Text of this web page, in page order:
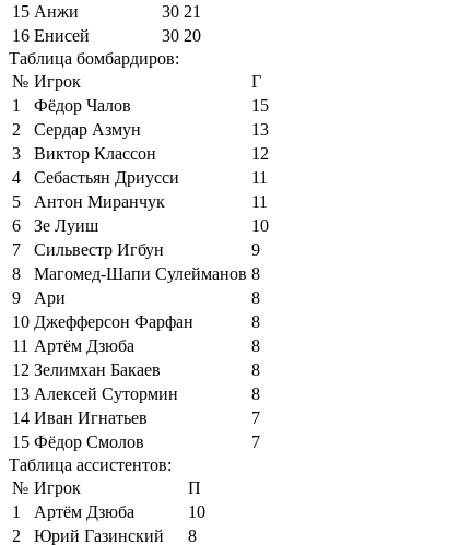
15 Анжи 30 21
16 Енисей 30 20
Таблица бомбардиров:
№ Игрок
Г
1
Фёдор Чалов
15
2
Сердар Азмун
13
3
Виктор Классон
12
4
Себастьян Дриусси
11
5
Антон Миранчук
11
6
Зе Луиш
10
7
Сильвестр Игбун
9
8
Магомед-Шапи Сулейманов 8
9
Ари
8
10 Джефферсон Фарфан
8
11 Артём Дзюба
8
12 Зелимхан Бакаев
8
13 Алексей Сутормин
8
14 Иван Игнатьев
7
15 Фёдор Смолов
7
Таблица ассистентов:
№ Игрок
П
1
Артём Дзюба
10
2
Юрий Газинский
8